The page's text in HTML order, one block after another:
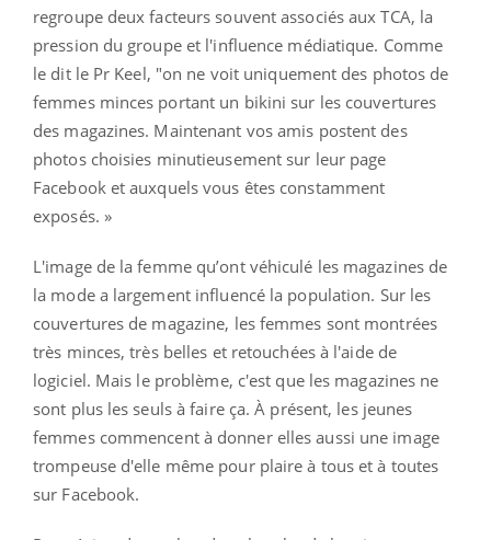
regroupe deux facteurs souvent associés aux TCA, la
pression du groupe et l'influence médiatique. Comme
le dit le Pr Keel, "on ne voit uniquement des photos de
femmes minces portant un bikini sur les couvertures
des magazines. Maintenant vos amis postent des
photos choisies minutieusement sur leur page
Facebook et auxquels vous êtes constamment
exposés. »
L'image de la femme qu’ont véhiculé les magazines de
la mode a largement influencé la population. Sur les
couvertures de magazine, les femmes sont montrées
très minces, très belles et retouchées à l'aide de
logiciel. Mais le problème, c'est que les magazines ne
sont plus les seuls à faire ça. À présent, les jeunes
femmes commencent à donner elles aussi une image
trompeuse d'elle même pour plaire à tous et à toutes
sur Facebook.